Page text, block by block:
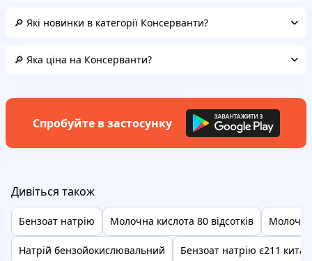
🔎 Які новинки в категорії Консерванти?
🔎 Яка ціна на Консерванти?
Спробуйте в застосунку
Дивіться також
Бензоат натрію Молочна кислота 80 відсотків
Натрій бензойокислювальний Бензоат натрію є211 китай